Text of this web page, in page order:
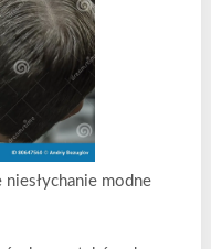
niesłychanie modne